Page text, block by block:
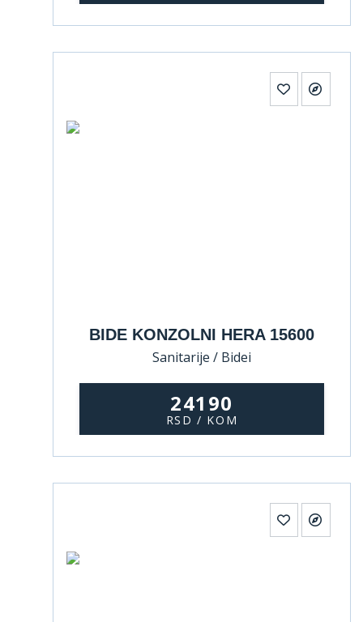
BIDE KONZOLNI HERA 15600
Sanitarije / Bidei
24190
RSD / KOM